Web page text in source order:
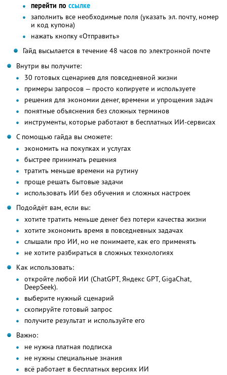
перейти по ссылке
заполнить все необходимые поля (указать эл. почту, номер
и код купона)
нажать кнопку «Отправить»
Гайд высылается в течение 48 часов по электронной почте
Внутри вы получите:
30 готовых сценариев для повседневной жизни
примеры запросов — просто копируете и используете
решения для экономии денег, времени и упрощения задач
понятные объяснения без сложных терминов
инструменты, которые работают в бесплатных ИИ-сервисах
С помощью гайда вы сможете:
экономить на покупках и услугах
быстрее принимать решения
тратить меньше времени на рутину
проще решать бытовые задачи
использовать ИИ без обучения и сложных настроек
Подойдёт вам, если вы:
хотите тратить меньше денег без потери качества жизни
хотите экономить время в повседневных задачах
слышали про ИИ, но не понимаете, как его применять
не хотите разбираться в сложных технологиях
Как использовать:
откройте любой ИИ (ChatGPT, Яндекс GPT, GigaChat,
DeepSeek).
выберите нужный сценарий
скопируйте готовый запрос
получите результат и используйте его
Важно:
не нужна платная подписка
не нужны специальные знания
всё работает в бесплатных версиях ИИ